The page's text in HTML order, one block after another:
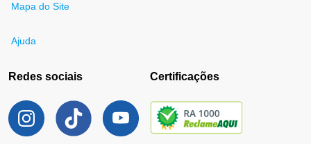
Mapa do Site
Ajuda
Redes sociais Certificações